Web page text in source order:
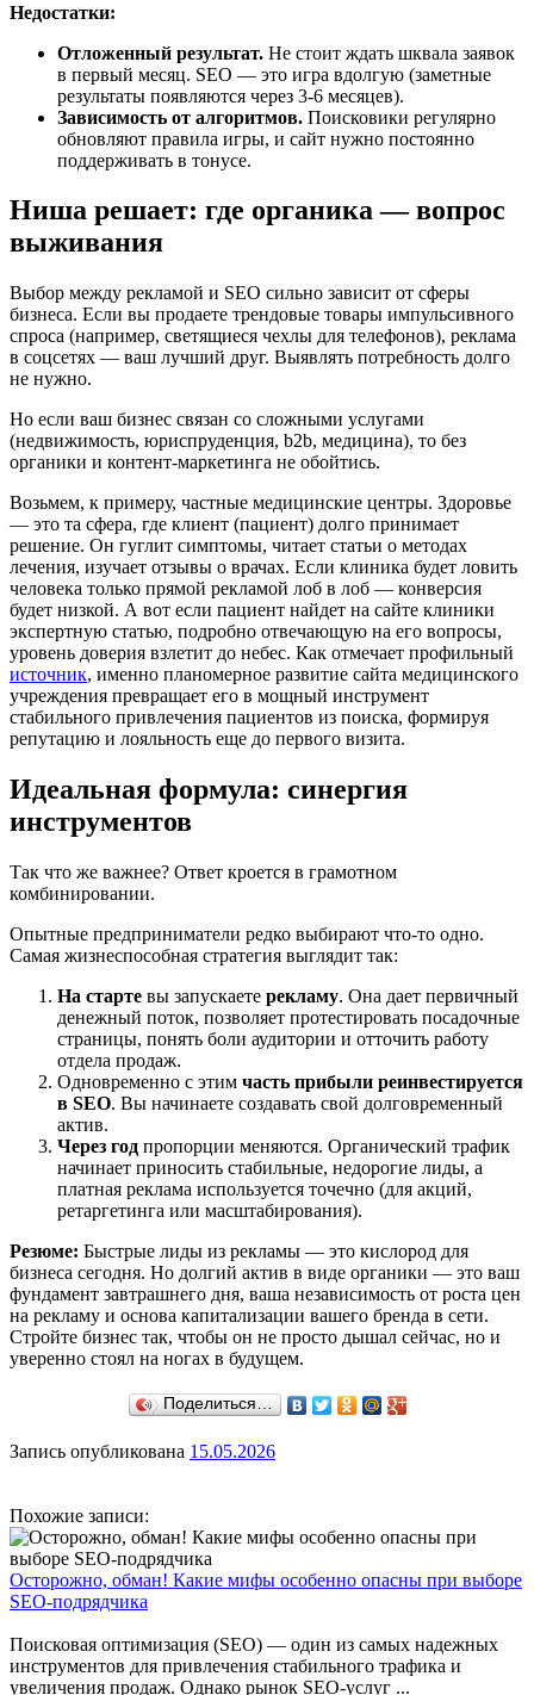
Недостатки:
Отложенный результат. Не стоит ждать шквала заявок
в первый месяц. SEO — это игра вдолгую (заметные
результаты появляются через 3-6 месяцев).
Зависимость от алгоритмов. Поисковики регулярно
обновляют правила игры, и сайт нужно постоянно
поддерживать в тонусе.
Ниша решает: где органика — вопрос
выживания
Выбор между рекламой и SEO сильно зависит от сферы
бизнеса. Если вы продаете трендовые товары импульсивного
спроса (например, светящиеся чехлы для телефонов), реклама
в соцсетях — ваш лучший друг. Выявлять потребность долго
не нужно.
Но если ваш бизнес связан со сложными услугами
(недвижимость, юриспруденция, b2b, медицина), то без
органики и контент-маркетинга не обойтись.
Возьмем, к примеру, частные медицинские центры. Здоровье
— это та сфера, где клиент (пациент) долго принимает
решение. Он гуглит симптомы, читает статьи о методах
лечения, изучает отзывы о врачах. Если клиника будет ловить
человека только прямой рекламой лоб в лоб — конверсия
будет низкой. А вот если пациент найдет на сайте клиники
экспертную статью, подробно отвечающую на его вопросы,
уровень доверия взлетит до небес. Как отмечает профильный
источник, именно планомерное развитие сайта медицинского
учреждения превращает его в мощный инструмент
стабильного привлечения пациентов из поиска, формируя
репутацию и лояльность еще до первого визита.
Идеальная формула: синергия
инструментов
Так что же важнее? Ответ кроется в грамотном
комбинировании.
Опытные предприниматели редко выбирают что-то одно.
Самая жизнеспособная стратегия выглядит так:
На старте вы запускаете рекламу. Она дает первичный
денежный поток, позволяет протестировать посадочные
страницы, понять боли аудитории и отточить работу
отдела продаж.
Одновременно с этим часть прибыли реинвестируется
в SEO. Вы начинаете создавать свой долговременный
актив.
Через год пропорции меняются. Органический трафик
начинает приносить стабильные, недорогие лиды, а
платная реклама используется точечно (для акций,
ретаргетинга или масштабирования).
Резюме: Быстрые лиды из рекламы — это кислород для
бизнеса сегодня. Но долгий актив в виде органики — это ваш
фундамент завтрашнего дня, ваша независимость от роста цен
на рекламу и основа капитализации вашего бренда в сети.
Стройте бизнес так, чтобы он не просто дышал сейчас, но и
уверенно стоял на ногах в будущем.
Поделиться…
Запись опубликована 15.05.2026
Похожие записи:
Осторожно, обман! Какие мифы особенно опасны при выборе
SEO-подрядчика
Поисковая оптимизация (SEO) — один из самых надежных
инструментов для привлечения стабильного трафика и
увеличения продаж. Однако рынок SEO-услуг ...